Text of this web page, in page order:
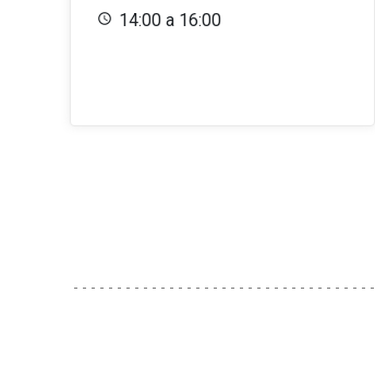
14:00 a 16:00